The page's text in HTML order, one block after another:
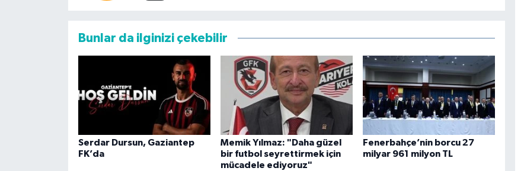
Bunlar da ilginizi çekebilir
Serdar Dursun, Gaziantep
FK’da
Memik Yılmaz: "Daha güzel
bir futbol seyrettirmek için
mücadele ediyoruz"
Fenerbahçe’nin borcu 27
milyar 961 milyon TL